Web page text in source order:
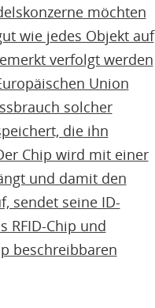
möchten
wie jedes Objekt auf
verfolgt werden
Union
solcher
die ihn
Chip wird mit einer
und damit den
sendet seine ID-
RFID-Chip und
beschreibbaren